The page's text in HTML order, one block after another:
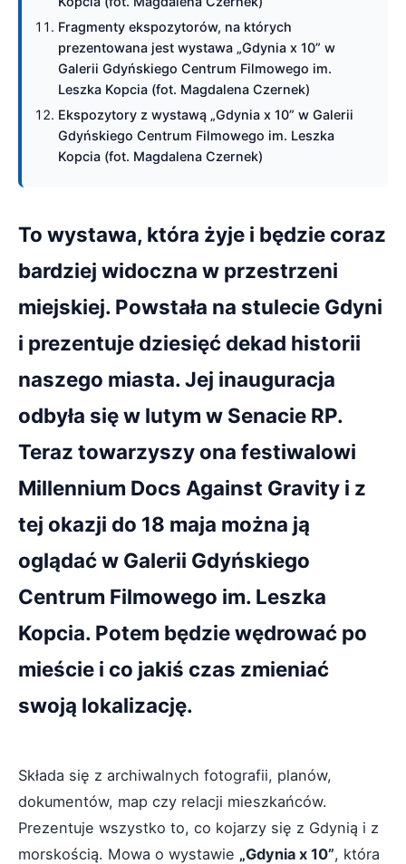
Fragmenty ekspozytorów, na których
prezentowana jest wystawa „Gdynia x 10” w
Galerii Gdyńskiego Centrum Filmowego im.
Leszka Kopcia (fot. Magdalena Czernek)
Ekspozytory z wystawą „Gdynia x 10” w Galerii
Gdyńskiego Centrum Filmowego im. Leszka
Kopcia (fot. Magdalena Czernek)
To wystawa, która żyje i będzie coraz
bardziej widoczna w przestrzeni
miejskiej. Powstała na stulecie Gdyni
i prezentuje dziesięć dekad historii
naszego miasta. Jej inauguracja
odbyła się w lutym w Senacie RP.
Teraz towarzyszy ona festiwalowi
Millennium Docs Against Gravity i z
tej okazji do 18 maja można ją
oglądać w Galerii Gdyńskiego
Centrum Filmowego im. Leszka
Kopcia. Potem będzie wędrować po
mieście i co jakiś czas zmieniać
swoją lokalizację.
Składa się z archiwalnych fotografii, planów,
dokumentów, map czy relacji mieszkańców.
Prezentuje wszystko to, co kojarzy się z Gdynią i z
morskością. Mowa o wystawie „Gdynia x 10”, która